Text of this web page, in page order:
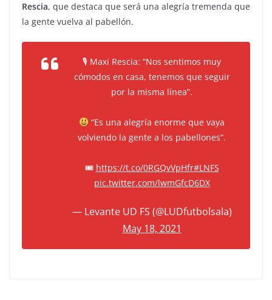
Rescia, que destaca que será una alegría tremenda que
la gente vuelva al pabellón.
🎙 Maxi Rescia: “Nos sentimos muy
cómodos en casa, tenemos que seguir
por la misma línea”.
“Es una alegría enorme que vaya
volviendo la gente a los pabellones”.
🎟 https://t.co/0RGQvVpHfr#LNFS
pic.twitter.com/lwmGfcD6DX
— Levante UD FS (@LUDfutbolsala)
May 18, 2021